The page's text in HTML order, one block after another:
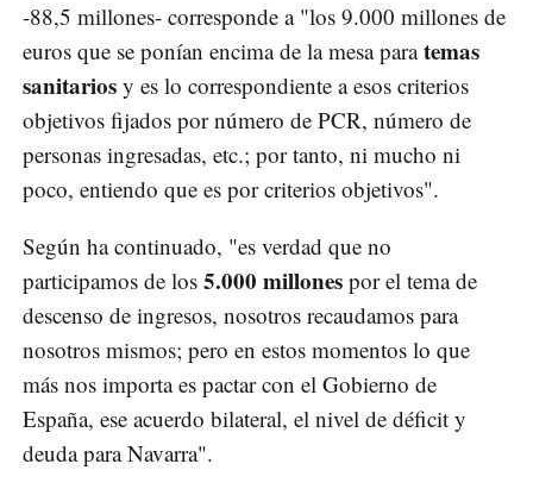
-88,5 millones- corresponde a "los 9.000 millones de
euros que se ponían encima de la mesa paratemas
sanitarios y es lo correspondiente a esos criterios
objetivos fijados por número de PCR, número de
personas ingresadas, etc.; por tanto, ni mucho ni
poco, entiendo que es por criterios objetivos".
Según ha continuado, "es verdad que no
participamos de los 5.000 millones por el tema de
descenso de ingresos, nosotros recaudamos para
nosotros mismos; pero en estos momentos lo que
más nos importa es pactar con el Gobierno de
España, ese acuerdo bilateral, el nivel de déficit y
deuda para Navarra".